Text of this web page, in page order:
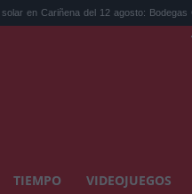
del 12 agosto: Bodegas C... Las
TIEMPO VIDEOJUEGOS